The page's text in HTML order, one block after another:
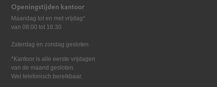
Openingstijden kantoor
Maandag tot en met vrijdag*
van 08:00 tot 16:30
Zaterdag en zondag gesloten
*Kantoor is alle eerste vrijdagen
van de maand gesloten.
Wel telefonisch bereikbaar.